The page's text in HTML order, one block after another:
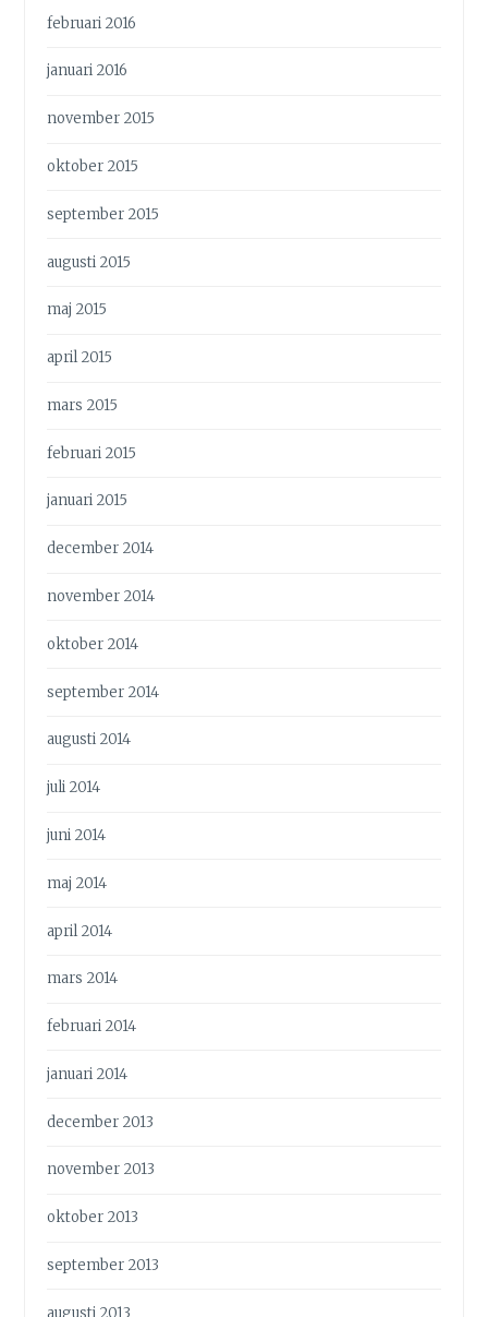
februari 2016
januari 2016
november 2015
oktober 2015
september 2015
augusti 2015
maj 2015
april 2015
mars 2015
februari 2015
januari 2015
december 2014
november 2014
oktober 2014
september 2014
augusti 2014
juli 2014
juni 2014
maj 2014
april 2014
mars 2014
februari 2014
januari 2014
december 2013
november 2013
oktober 2013
september 2013
augusti 2013